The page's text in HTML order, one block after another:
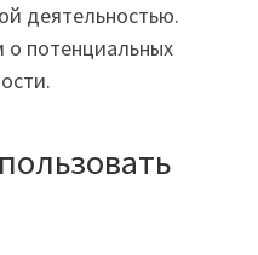
деятельностью.
потенциальных